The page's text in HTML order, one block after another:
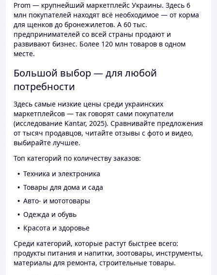
Prom — крупнейший маркетплейс Украины. Здесь 6
млн покупателей находят всё необходимое — от корма
для щенков до бронежилетов. А 60 тыс.
предпринимателей со всей страны продают и
развивают бизнес. Более 120 млн товаров в одном
месте.
Большой выбор — для любой
потребности
Здесь самые низкие цены среди украинских
маркетплейсов — так говорят сами покупатели
(исследование Kantar, 2025). Сравнивайте предложения
от тысяч продавцов, читайте отзывы с фото и видео,
выбирайте лучшее.
Топ категорий по количеству заказов:
Техника и электроника
Товары для дома и сада
Авто- и мототовары
Одежда и обувь
Красота и здоровье
Среди категорий, которые растут быстрее всего:
продукты питания и напитки, зоотовары, инструменты,
материалы для ремонта, строительные товары.